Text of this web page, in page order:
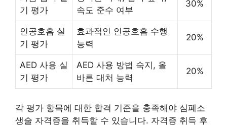
기 평가
속도 준수 여부
30%
인공호흡 실
기 평가
효과적인 인공호흡 수행
능력
20%
AED 사용 실
기 평가
AED 사용 방법 숙지, 올
바른 대처 능력
20%
각 평가 항목에 대한 합격 기준을 충족해야 심폐소
생술 자격증을 취득할 수 있습니다. 자격증 취득 후